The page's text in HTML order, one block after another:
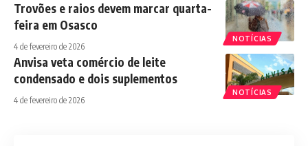
NOTÍCIAS
Trovões e raios devem marcar quarta-
feira em Osasco
4 de fevereiro de 2026
NOTÍCIAS
Anvisa veta comércio de leite
condensado e dois suplementos
4 de fevereiro de 2026